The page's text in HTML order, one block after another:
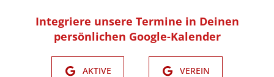
Integriere unsere Termine in Deinen
persönlichen Google-Kalender
AKTIVE VEREIN